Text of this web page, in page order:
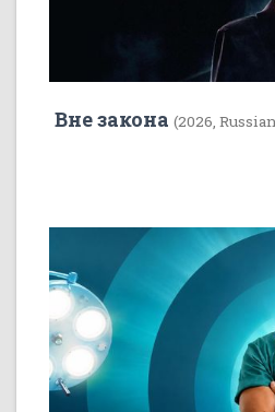
Вне закона (2026,